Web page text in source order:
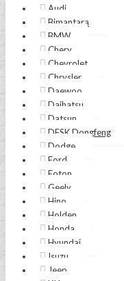
Audi
Bimantara
BMW
Chery
Chevrolet
Chrysler
Daewoo
Daihatsu
Datsun
DFSK Dongfeng
Dodge
Ford
Foton
Geely
Hino
Holden
Honda
Hyundai
Isuzu
Jeep